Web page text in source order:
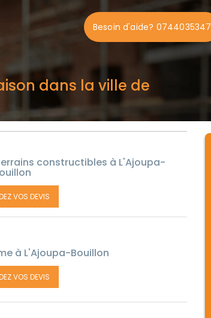
Besoin d'aide? 0744035347
dans la ville de
constructibles à L'Ajoupa-
VOS DEVIS
à L'Ajoupa-Bouillon
VOS DEVIS